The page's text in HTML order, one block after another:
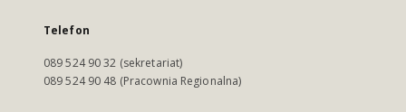
Telefon
089 524 90 32 (sekretariat)
089 524 90 48 (Pracownia Regionalna)